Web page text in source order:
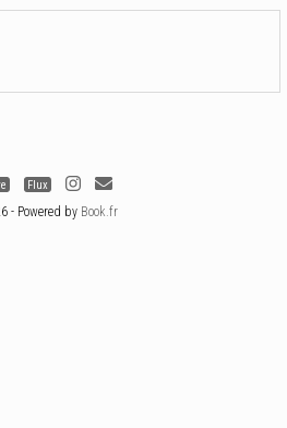
Flux
- Powered by Book.fr